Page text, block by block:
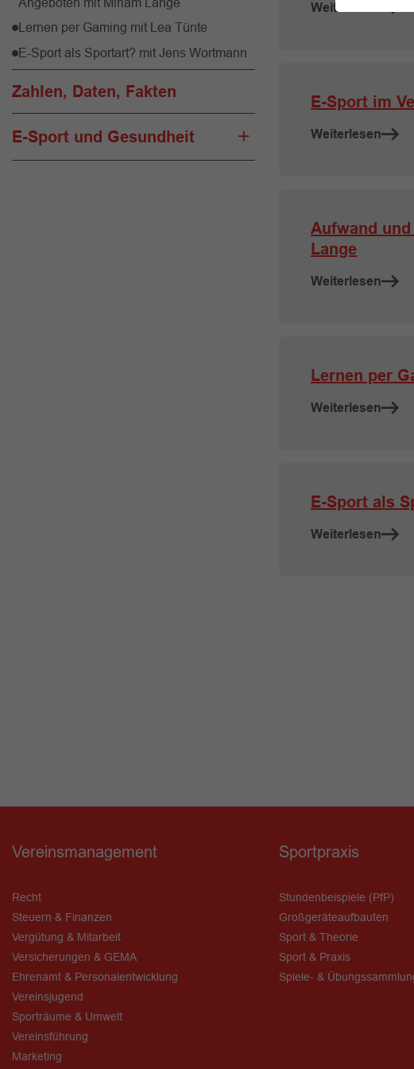
Lernen per Gaming mit Lea Tünte
E-Sport als Sportart? mit Jens Wortmann
Zahlen, Daten, Fakten
E-Sport und Gesundheit
Weiterlesen
E-Sport im
Weiterlesen
Aufwand
Lange
Weiterlesen
Lernen per
Weiterlesen
E-Sport als
Weiterlesen
Vereinsmanagement
Recht
Steuern & Finanzen
Vergütung & Mitarbeit
Versicherungen & GEMA
Ehrenamt & Personalentwicklung
Vereinsjugend
Sporträume & Umwelt
Vereinsführung
Marketing
Sportpraxis
Stundenbeispiele (PfP)
Großgeräteaufbauten
Sport & Theorie
Sport & Praxis
Spiele- &